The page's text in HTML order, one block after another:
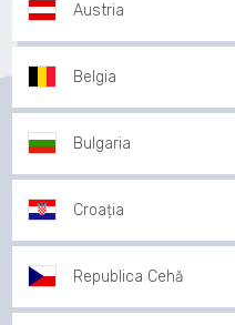
Austria
Belgia
Bulgaria
Croația
Republica Cehă